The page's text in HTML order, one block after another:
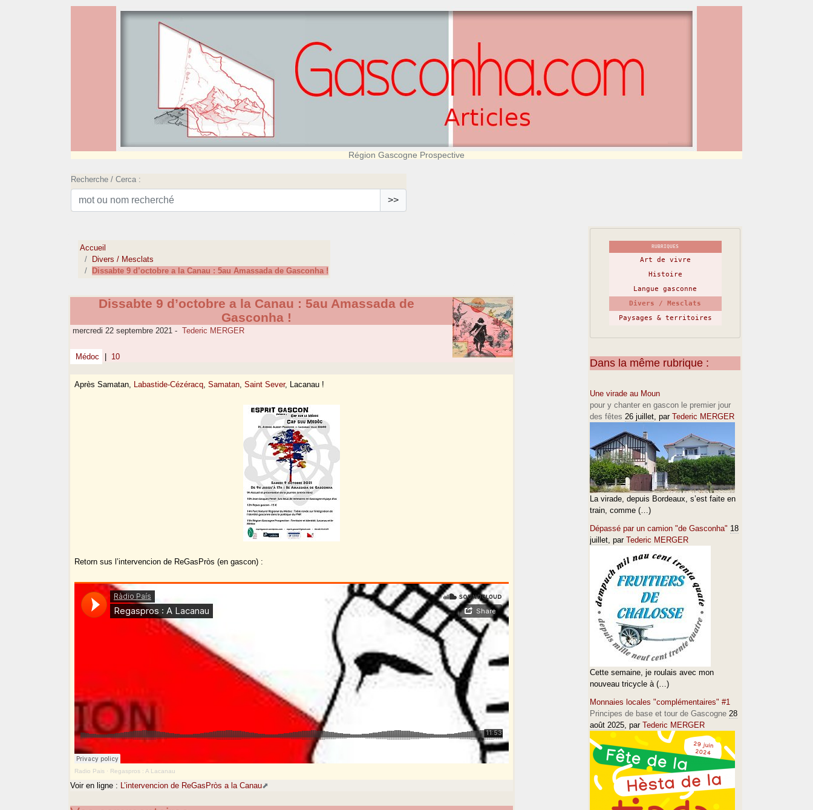
Région Gascogne Prospective
Recherche / Cerca :
>>
Accueil
Divers / Mesclats
Dissabte 9 d’octobre a la Canau : 5au Amassada de Gasconha !
Dissabte 9 d’octobre a la Canau : 5au Amassada de
Gasconha !
mercredi 22 septembre 2021 - Tederic MERGER
Médoc 10
Après Samatan, Labastide-Cézéracq,Samatan,Saint Sever, Lacanau !
Retorn sus l’intervencion de ReGasPròs (en gascon) :
Radio Pais · Regaspros : A Lacanau
Voir en ligne : L’intervencion de ReGasPròs a la Canau
RUBRIQUES
Art de vivre
Histoire
Langue gasconne
Divers / Mesclats
Paysages & territoires
Dans la même rubrique :
Une virade au Moun
pour y chanter en gascon le premier jour
des fêtes 26 juillet, par Tederic MERGER
La virade, depuis Bordeaux, s’est faite en
train, comme (…)
Dépassé par un camion "de Gasconha" 18
juillet, par Tederic MERGER
Cette semaine, je roulais avec mon
nouveau tricycle à (…)
Monnaies locales "complémentaires" #1
Principes de base et tour de Gascogne 28
août 2025, par Tederic MERGER